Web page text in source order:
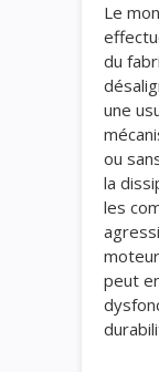
Le
du
une
ou
la
les
peut